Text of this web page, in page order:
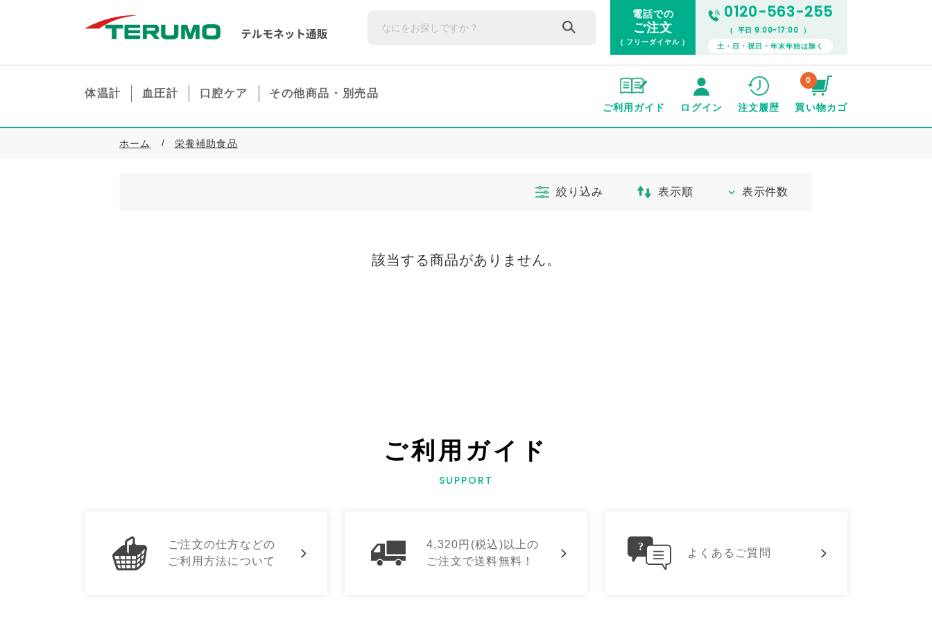
電話での
ご注文
( フリーダイヤル )
0120-563-255
( 平日9:00~17:00 ）
土・日・祝日・年末年始は除く
体温計 血圧計 口腔ケア その他商品・ 別売品
ご利用ガイド ログイン 注文履歴
0
買い物カゴ
ホーム 栄養補助食品
絞り込み 表示順 表示件数
該当する商品がありません。
ご利用ガイド
SUPPORT
ご注文の仕方などの
ご利用方法について
4,320円(税込)以上の
ご注文で送料無料！
よくあるご質問